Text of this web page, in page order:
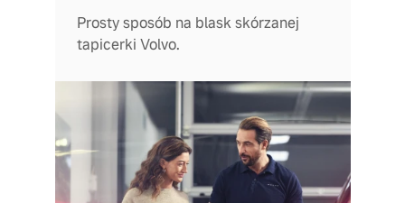
Prosty sposób na blask skórzanej
tapicerki Volvo.